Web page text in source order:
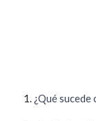
¿Qué sucede